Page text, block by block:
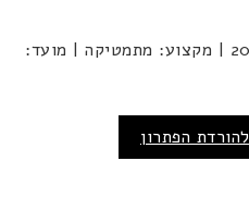
מספר שאלון: 35382 | שנה: 2023 | מקצוע: מתמטיקה | מועד:
להורדת הפתרון